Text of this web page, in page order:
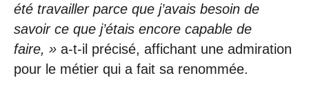
été travailler parce que j’avais besoin de
savoir ce que j’étais encore capable de
faire, » a-t-il précisé, affichant une admiration
pour le métier qui a fait sa renommée.